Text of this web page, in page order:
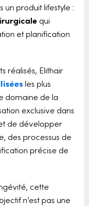
un produit lifestyle :
qui
et planification
réalisés, Elithair
les plus
domaine de la
exclusive dans
de développer
des processus de
précise de
cette
n’est pas une